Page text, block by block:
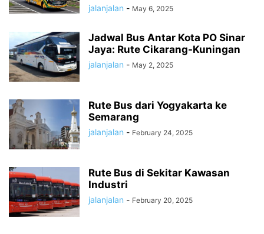
jalanjalan - May 6, 2025
Jadwal Bus Antar Kota PO Sinar
Jaya: Rute Cikarang-Kuningan
jalanjalan - May 2, 2025
Rute Bus dari Yogyakarta ke
Semarang
jalanjalan - February 24, 2025
Rute Bus di Sekitar Kawasan
Industri
jalanjalan - February 20, 2025